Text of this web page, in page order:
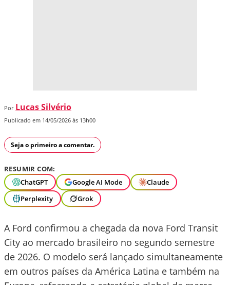
Por Lucas Silvério
Publicado em 14/05/2026 às 13h00
Seja o primeiro a comentar.
RESUMIR COM:
ChatGPT
Google AI Mode
Claude
Perplexity
Grok
A Ford confirmou a chegada da nova Ford Transit
City ao mercado brasileiro no segundo semestre
de 2026. O modelo será lançado simultaneamente
em outros países da América Latina e também na